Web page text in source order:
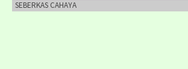
SEBERKAS CAHAYA